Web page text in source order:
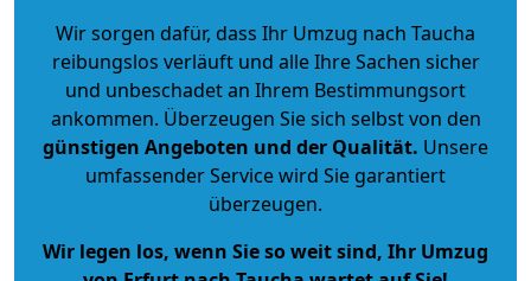
Wir sorgen dafür, dass Ihr Umzug nach Taucha
reibungslos verläuft und alle Ihre Sachen sicher
und unbeschadet an Ihrem Bestimmungsort
ankommen. Überzeugen Sie sich selbst von den
günstigen Angeboten und der Qualität. Unsere
umfassender Service wird Sie garantiert
überzeugen.
Wir legen los, wenn Sie so weit sind, Ihr Umzug